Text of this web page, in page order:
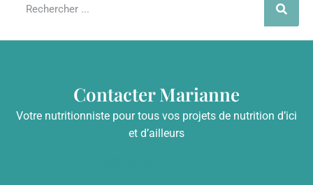
Contacter Marianne
Votre nutritionniste pour tous vos projets de nutrition d’ici
et d’ailleurs